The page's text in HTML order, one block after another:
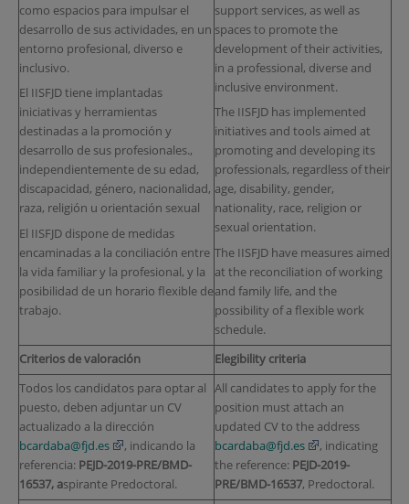
como espacios para impulsar el
desarrollo de sus actividades, en un
entorno profesional, diverso e
inclusivo.
El IISFJD tiene implantadas
iniciativas y herramientas
destinadas a la promoción y
desarrollo de sus profesionales.,
independientemente de su edad,
discapacidad, género, nacionalidad,
raza, religión u orientación sexual
El IISFJD dispone de medidas
encaminadas a la conciliación entre
la vida familiar y la profesional, y la
posibilidad de un horario flexible de
trabajo.
support services, as well as
spaces to promote the
development of their activities,
in a professional, diverse and
inclusive environment.
The IISFJD has implemented
initiatives and tools aimed at
promoting and developing its
professionals, regardless of their
age, disability, gender,
nationality, race, religion or
sexual orientation.
The IISFJD have measures aimed
at the reconciliation of working
and family life, and the
possibility of a flexible work
schedule.
Criterios de valoración
Elegibility criteria
Todos los candidatos para optar al
puesto, deben adjuntar un CV
actualizado a la dirección
bcardaba@fjd.es
, indicando la
referencia: PEJD-2019-PRE/BMD-
16537,aspirante Predoctoral.
All candidates to apply for the
position must attach an
updated CV to the address
bcardaba@fjd.es
, indicating
the reference: PEJD-2019-
PRE/BMD-16537, Predoctoral.